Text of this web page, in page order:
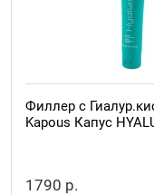
Филлер с
Kapous Капус
1790 р.